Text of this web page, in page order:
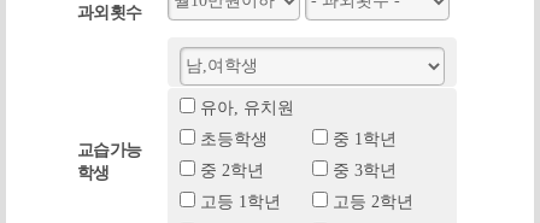
과외횟수
교습가능
학생
유아, 유치원
초등학생
중 1학년
중 2학년
중 3학년
고등 1학년
고등 2학년